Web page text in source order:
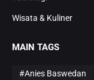
Wisata & Kuliner
MAIN TAGS
#Anies Baswedan